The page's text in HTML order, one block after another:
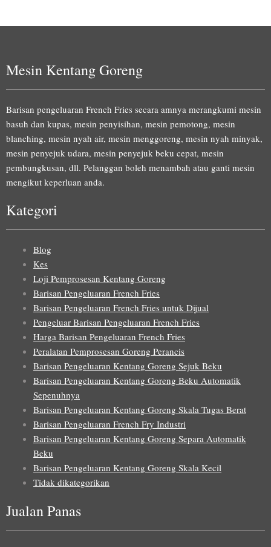
Mesin Kentang Goreng
Barisan pengeluaran French Fries secara amnya merangkumi mesin
basuh dan kupas, mesin penyisihan, mesin pemotong, mesin
blanching, mesin nyah air, mesin menggoreng, mesin nyah minyak,
mesin penyejuk udara, mesin penyejuk beku cepat, mesin
pembungkusan, dll. Pelanggan boleh menambah atau ganti mesin
mengikut keperluan anda.
Kategori
Blog
Kes
Loji Pemprosesan Kentang Goreng
Barisan Pengeluaran French Fries
Barisan Pengeluaran French Fries untuk Dijual
Pengeluar Barisan Pengeluaran French Fries
Harga Barisan Pengeluaran French Fries
Peralatan Pemprosesan Goreng Perancis
Barisan Pengeluaran Kentang Goreng Sejuk Beku
Barisan Pengeluaran Kentang Goreng Beku Automatik
Sepenuhnya
Barisan Pengeluaran Kentang Goreng Skala Tugas Berat
Barisan Pengeluaran French Fry Industri
Barisan Pengeluaran Kentang Goreng Separa Automatik
Beku
Barisan Pengeluaran Kentang Goreng Skala Kecil
Tidak dikategorikan
Jualan Panas